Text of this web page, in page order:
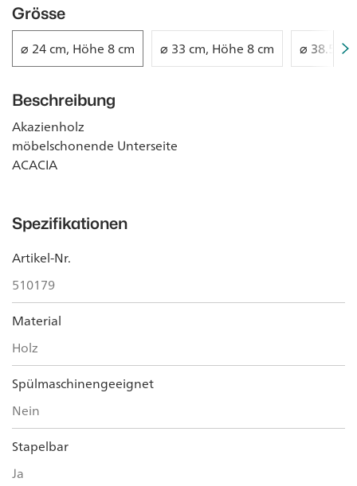
Grösse
⌀ 24 cm, Höhe 8 cm ⌀ 33 cm, Höhe 8 cm ⌀ 38.5
Beschreibung
Akazienholz
möbelschonende Unterseite
ACACIA
Spezifikationen
Artikel-Nr.
510179
Material
Holz
Spülmaschinengeeignet
Nein
Stapelbar
Ja